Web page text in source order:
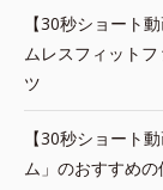
【30秒ショート
ムレスフィット
ツ
【30秒ショート
ム」のおすすめ